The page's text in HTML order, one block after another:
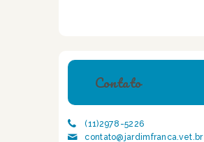
Contato
(11)2978-5226
contato@jardimfranca.vet.br